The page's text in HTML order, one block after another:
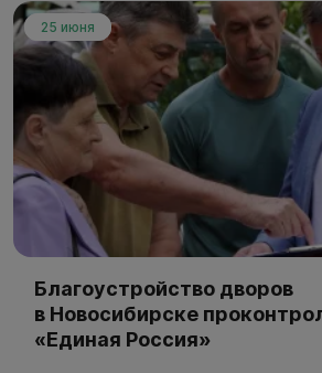
25 июня
Благоустройство дворов
в Новосибирске
«Единая Россия»